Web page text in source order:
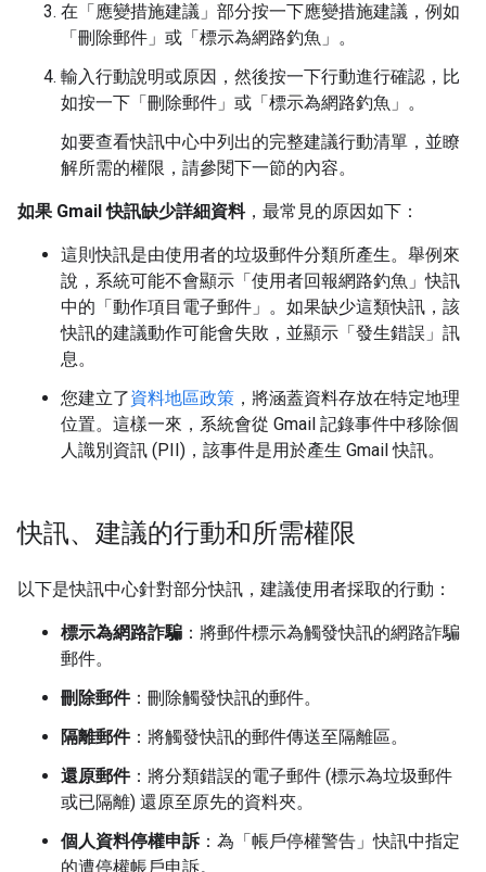
在「應變措施建議」 部分按一下應變措施建議，例如
「刪除郵件」 或「標示為網路釣魚」 。
輸入行動說明或原因，然後按一下行動進行確認，比
如按一下「刪除郵件」 或「標示為網路釣魚」 。
如要查看快訊中心中列出的完整建議行動清單，並瞭
解所需的權限，請參閱下一節的內容。
如果 Gmail 快訊缺少詳細資料，最常見的原因如下：
這則快訊是由使用者的垃圾郵件分類所產生。舉例來
說，系統可能不會顯示「使用者回報網路釣魚」快訊
中的「動作項目電子郵件」 。如果缺少這類快訊，該
快訊的建議動作可能會失敗，並顯示「發生錯誤」訊
息。
您建立了資料地區政策 ，將涵蓋資料存放在特定地理
位置。這樣一來，系統會從 Gmail 記錄事件中移除個
人識別資訊 (PII)，該事件是用於產生 Gmail 快訊。
快訊、建議的行動和所需權限
以下是快訊中心針對部分快訊，建議使用者採取的行動：
標示為網路詐騙 ：將郵件標示為觸發快訊的網路詐騙
郵件。
刪除郵件：刪除觸發快訊的郵件。
隔離郵件：將觸發快訊的郵件傳送至隔離區。
還原郵件：將分類錯誤的電子郵件 (標示為垃圾郵件
或已隔離) 還原至原先的資料夾。
個人資料停權申訴：為「帳戶停權警告」快訊中指定
的遭停權帳戶申訴。